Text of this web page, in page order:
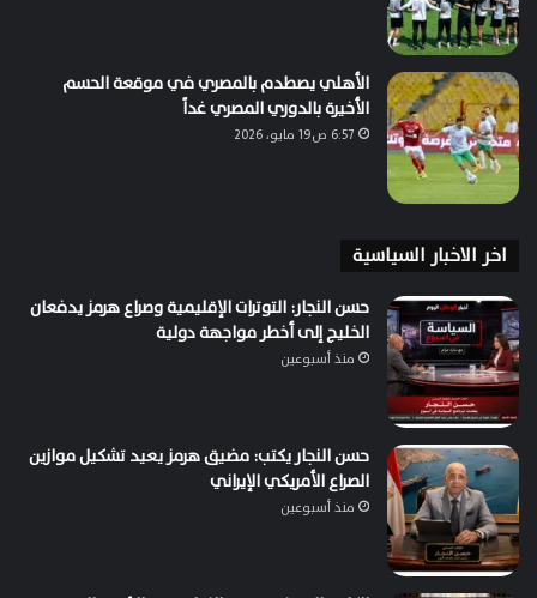
الأهلي يصطدم بالمصري في موقعة الحسم
الأخيرة بالدوري المصري غداً
6:57 ص19 مايو، 2026
اخر الاخبار السياسية
حسن النجار: التوترات الإقليمية وصراع هرمز يدفعان
الخليج إلى أخطر مواجهة دولية
منذ أسبوعين
حسن النجار يكتب: مضيق هرمز يعيد تشكيل موازين
الصراع الأمريكي الإيراني
منذ أسبوعين